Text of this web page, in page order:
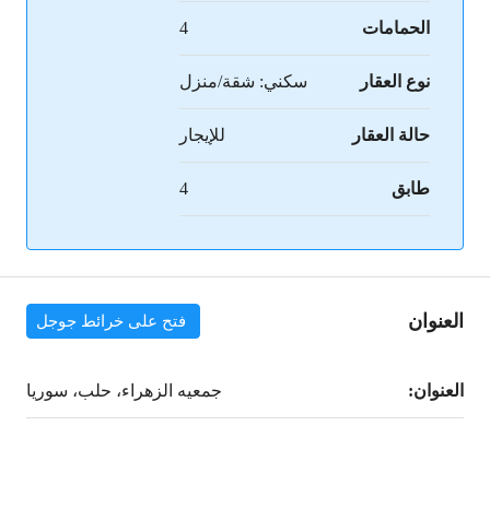
الحمامات 4
نوع العقار سكني: شقة/منزل
حالة العقار للإيجار
طابق 4
العنوان فتح على خرائط جوجل
العنوان: جمعيه الزهراء، حلب، سوريا